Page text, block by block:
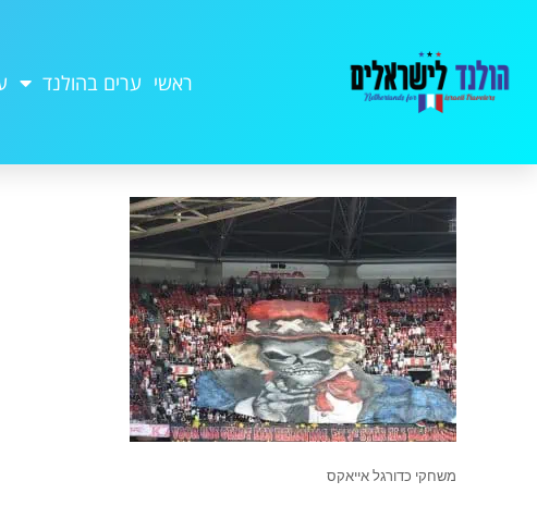
ראשי ערים בהולנד
משחקי כדורגל אייאקס